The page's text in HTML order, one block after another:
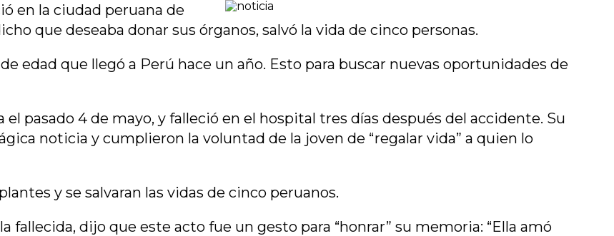
en la ciudad peruana de
que deseaba donar sus órganos, salvó la vida de cinco personas.
edad que llegó a Perú hace un año. Esto para buscar nuevas oportunidades de
pasado 4 de mayo, y falleció en el hospital tres días después del accidente. Su
noticia y cumplieron la voluntad de la joven de “regalar vida” a quien lo
y se salvaran las vidas de cinco peruanos.
fallecida, dijo que este acto fue un gesto para “honrar” su memoria: “Ella amó